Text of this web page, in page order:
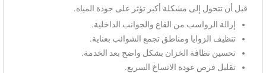
قبل أن تتحول إلى مشكلة أكبر تؤثر على جودة المياه.
إزالة الرواسب من القاع والجوانب الداخلية.
تنظيف الزوايا ومناطق تجمع الشوائب بعناية.
تحسين نظافة الخزان بشكل واضح بعد الخدمة.
تقليل فرص عودة الاتساخ السريع.